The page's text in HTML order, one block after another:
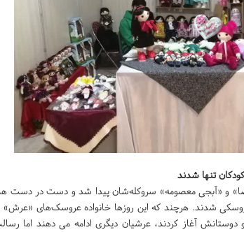
تنها شدند
و «آبجی معصومه» سروکله‌شان پیدا شد و دست در دست هم
شدند. هرچند که این روزها خانواده عروسک‌های
آغاز کردند، عرشیان دیگری ادامه می دهند اما